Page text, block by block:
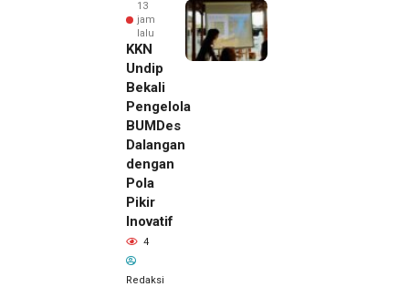
13
jam
lalu
KKN
Undip
Bekali
Pengelola
BUMDes
Dalangan
dengan
Pola
Pikir
Inovatif
4
Redaksi
Pemilik
Royal
Phone